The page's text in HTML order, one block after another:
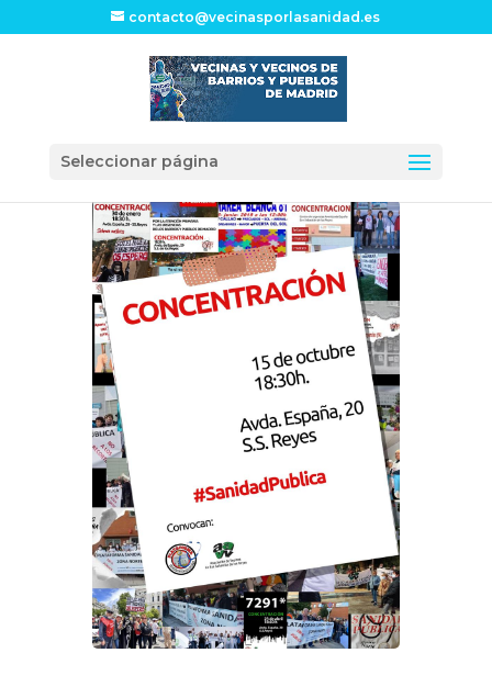
contacto@vecinasporlasanidad.es
Seleccionar página